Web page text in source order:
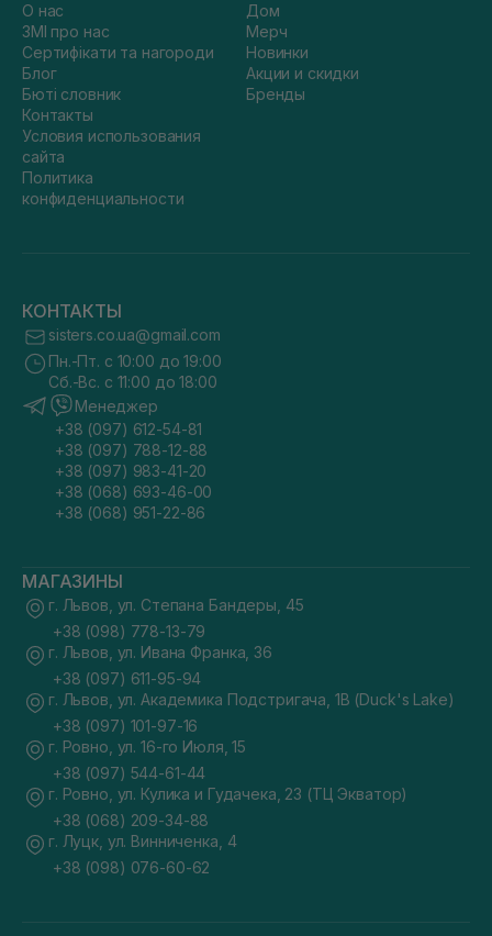
О нас
ЗМІ про нас
Сертифікати та нагороди
Блог
Бюті словник
Контакты
Условия использования
сайта
Политика
конфиденциальности
Дом
Мерч
Новинки
Акции и скидки
Бренды
КОНТАКТЫ
sisters.co.ua@gmail.com
Пн.-Пт. с 10:00 до 19:00
Сб.-Вс. с 11:00 до 18:00
Менеджер
+38 (097) 612-54-81
+38 (097) 788-12-88
+38 (097) 983-41-20
+38 (068) 693-46-00
+38 (068) 951-22-86
МАГАЗИНЫ
г. Львов, ул. Степана Бандеры, 45
+38 (098) 778-13-79
г. Львов, ул. Ивана Франка, 36
+38 (097) 611-95-94
г. Львов, ул. Академика Подстригача, 1В (Duck's Lake)
+38 (097) 101-97-16
г. Ровно, ул. 16-го Июля, 15
+38 (097) 544-61-44
г. Ровно, ул. Кулика и Гудачека, 23 (ТЦ Экватор)
+38 (068) 209-34-88
г. Луцк, ул. Винниченка, 4
+38 (098) 076-60-62